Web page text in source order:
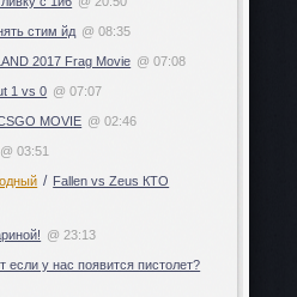
стим йд @ 08:35
2017 Frag Movie @ 07:08
1 vs 0 @ 07:07
MOVIE @ 02:46
@ 03:51
/ Fallen vs Zeus КТО
@ 23:13
если у нас появится пистолет?